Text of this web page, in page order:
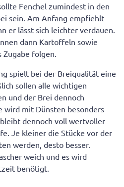
Fenchel zumindest in den
sein. Am Anfang empfiehlt
er lässt sich leichter verdauen.
dann Kartoffeln sowie
Zugabe folgen.
spielt bei der Breiqualität eine
sollen alle wichtigen
und der Brei dennoch
wird mit Dünsten besonders
dennoch voll wertvoller
Je kleiner die Stücke vor der
werden, desto besser.
weich und es wird
benötigt.